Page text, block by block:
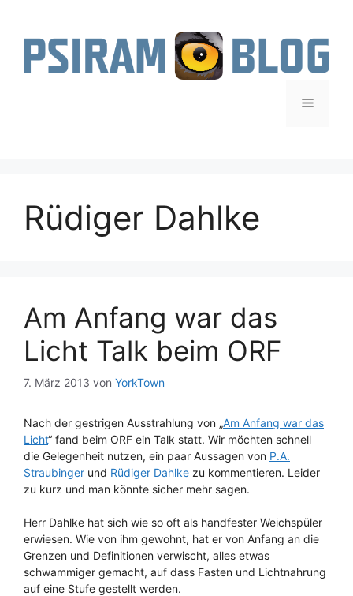
springen
Menü
Rüdiger Dahlke
Am Anfang war das
Licht Talk beim ORF
7. März 2013 von YorkTown
Nach der gestrigen Ausstrahlung von „Am Anfang war das
Licht“ fand beim ORF ein Talk statt. Wir möchten schnell
die Gelegenheit nutzen, ein paar Aussagen von P.A.
Straubinger und Rüdiger Dahlke zu kommentieren. Leider
zu kurz und man könnte sicher mehr sagen.
Herr Dahlke hat sich wie so oft als handfester Weichspüler
erwiesen. Wie von ihm gewohnt, hat er von Anfang an die
Grenzen und Definitionen verwischt, alles etwas
schwammiger gemacht, auf dass Fasten und Lichtnahrung
auf eine Stufe gestellt werden.